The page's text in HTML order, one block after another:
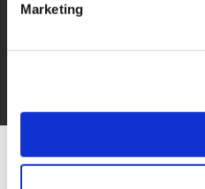
Marketing